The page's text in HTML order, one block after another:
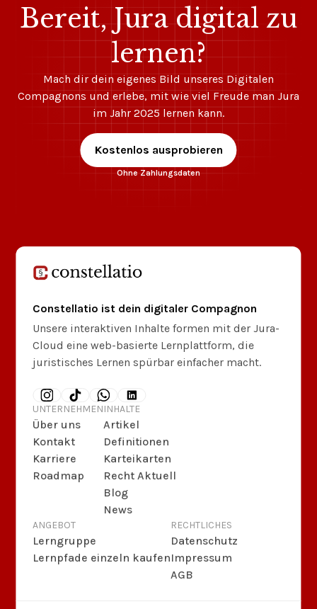
Bereit, Jura digital zu
lernen?
Mach dir dein eigenes Bild unseres Digitalen
Compagnons und erlebe, mit wie viel Freude man Jura
im Jahr 2025 lernen kann.
Kostenlos ausprobieren
Ohne Zahlungsdaten
Constellatio ist dein digitaler Compagnon
Unsere interaktiven Inhalte formen mit der Jura-
Cloud eine web-basierte Lernplattform, die
juristisches Lernen spürbar einfacher macht.
UNTERNEHMEN
Über uns
Kontakt
Karriere
Roadmap
INHALTE
Artikel
Definitionen
Karteikarten
Recht Aktuell
Blog
News
ANGEBOT
Lerngruppe
Lernpfade einzeln kaufen
RECHTLICHES
Datenschutz
Impressum
AGB